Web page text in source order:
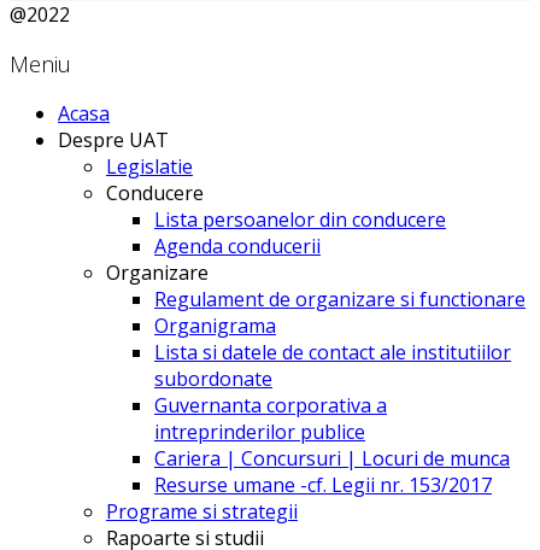
@2022
Meniu
Acasa
Despre UAT
Legislatie
Conducere
Lista persoanelor din conducere
Agenda conducerii
Organizare
Regulament de organizare si functionare
Organigrama
Lista si datele de contact ale institutiilor
subordonate
Guvernanta corporativa a
intreprinderilor publice
Cariera | Concursuri | Locuri de munca
Resurse umane -cf. Legii nr. 153/2017
Programe si strategii
Rapoarte si studii